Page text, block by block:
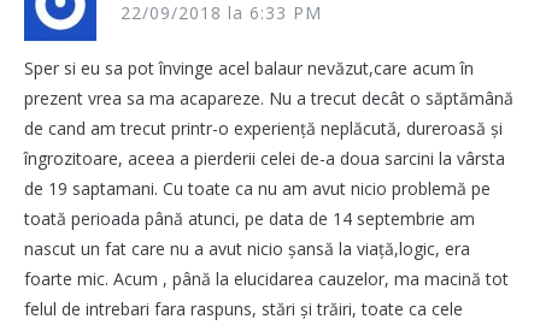
22/09/2018 la 6:33 PM
Sper si eu sa pot învinge acel balaur nevăzut,care acum în
prezent vrea sa ma acapareze. Nu a trecut decât o săptămână
de cand am trecut printr-o experiență neplăcută, dureroasă și
îngrozitoare, aceea a pierderii celei de-a doua sarcini la vârsta
de 19 saptamani. Cu toate ca nu am avut nicio problemă pe
toată perioada până atunci, pe data de 14 septembrie am
nascut un fat care nu a avut nicio șansă la viață,logic, era
foarte mic. Acum , până la elucidarea cauzelor, ma macină tot
felul de intrebari fara raspuns, stări și trăiri, toate ca cele